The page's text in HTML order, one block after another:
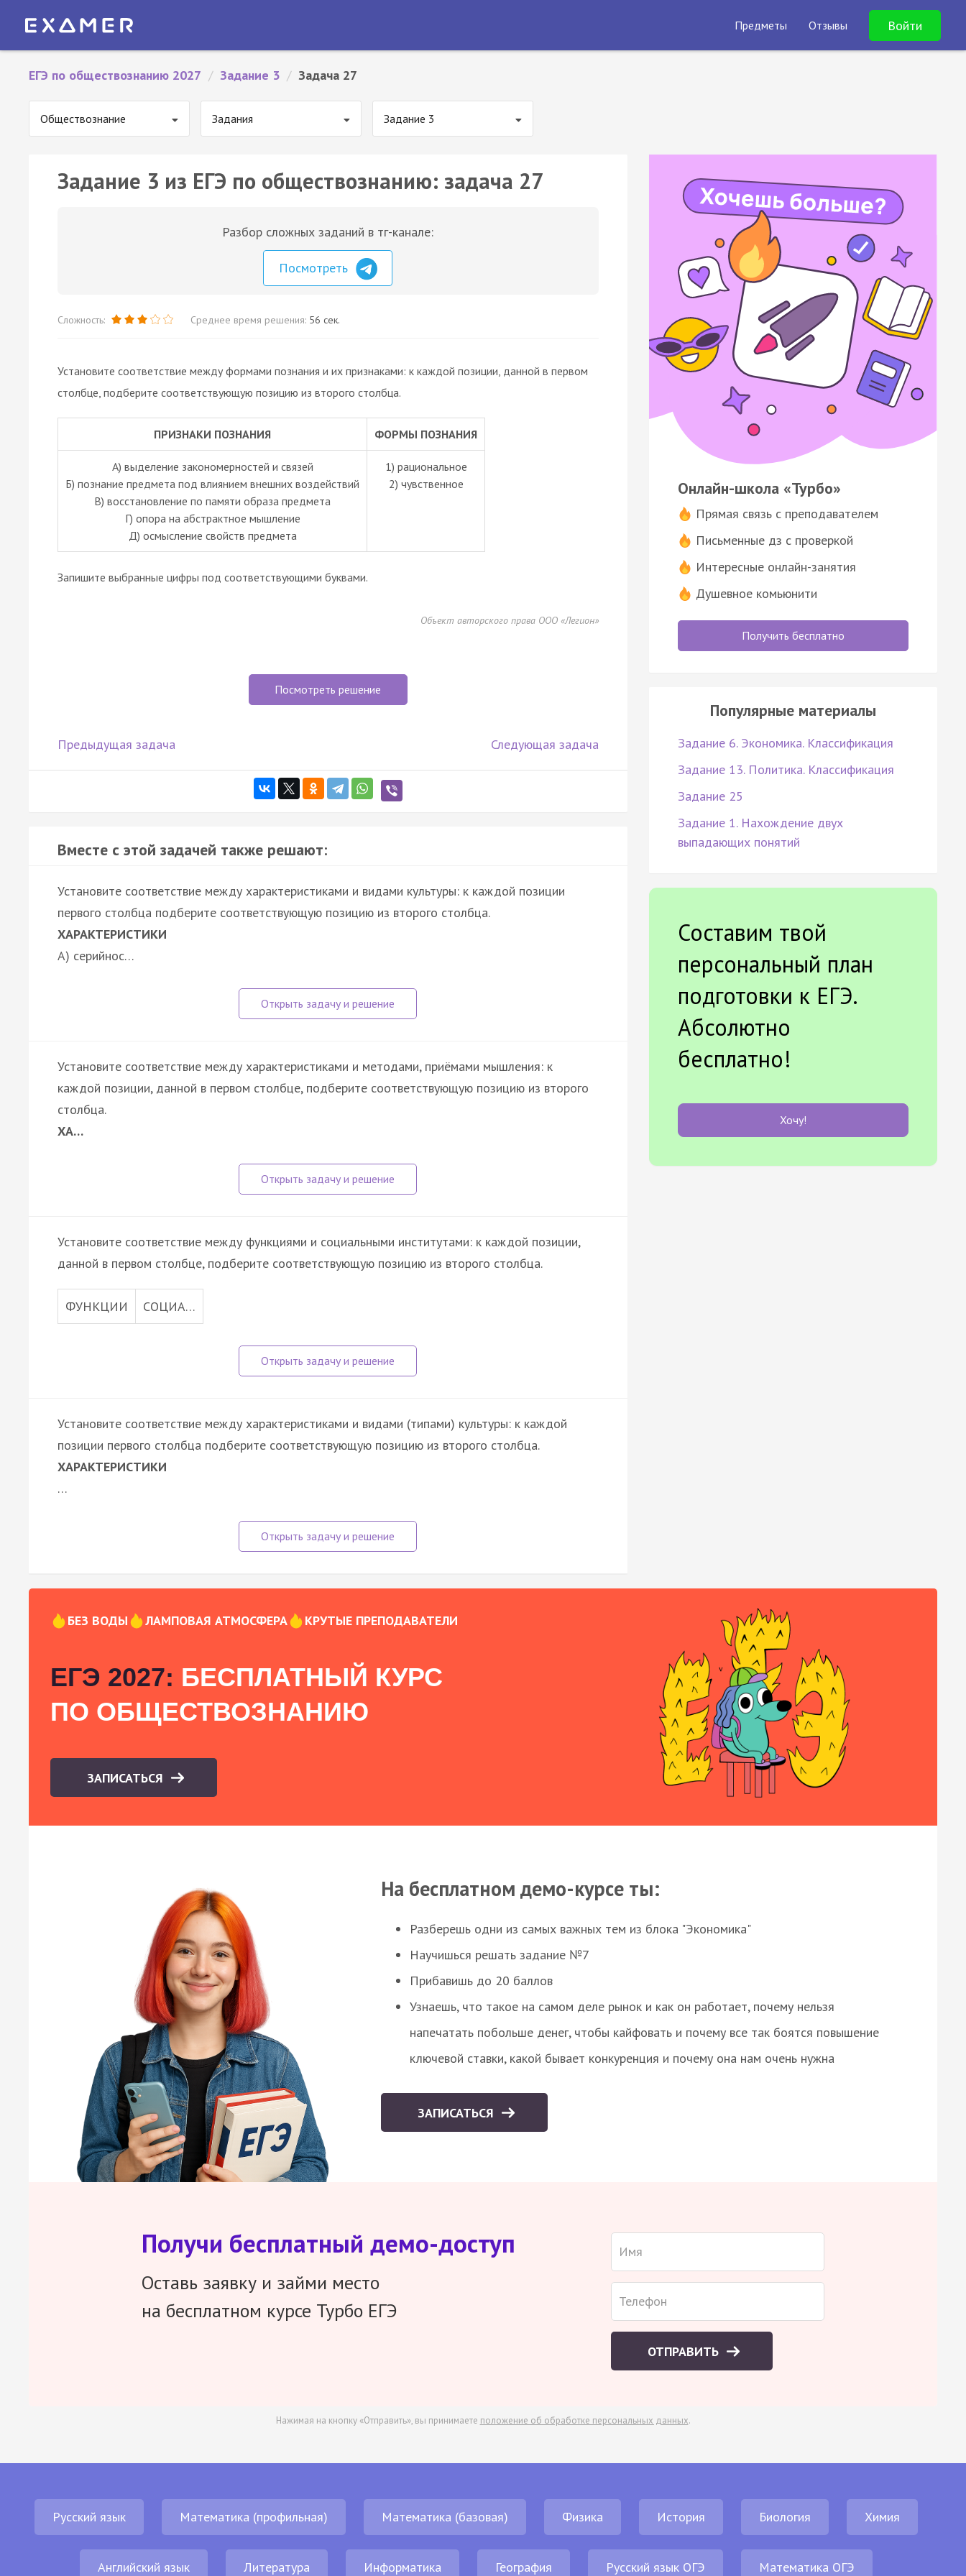
Предметы Отзывы Войти
ЕГЭ по обществознанию 2027 / Задание 3 / Задача 27
Обществознание Задания Задание 3
Задание 3 из ЕГЭ по обществознанию: задача 27
Разбор сложных заданий в тг-канале:
Посмотреть
Сложность: Среднее время решения: 56 сек.
Установите соответствие между формами познания и их признаками: к каждой позиции, данной в первом
столбце, подберите соответствующую позицию из второго столбца.
ПРИЗНАКИ ПОЗНАНИЯ ФОРМЫ ПОЗНАНИЯ
А) выделение закономерностей и связей
Б) познание предмета под влиянием внешних воздействий
B) восстановление по памяти образа предмета
Г) опора на абстрактное мышление
Д) осмысление свойств предмета
1) рациональное
2) чувственное
Запишите выбранные цифры под соответствующими буквами.
Объект авторского права ООО «Легион»
Посмотреть решение
Предыдущая задача Следующая задача
Вместе с этой задачей также решают:
Установите соответствие между характеристиками и видами культуры: к каждой позиции
первого столбца подберите соответствующую позицию из второго столбца.
ХАРАКТЕРИСТИКИ
А) серийнос…
Установите соответствие между характеристиками и методами, приёмами мышления: к
каждой позиции, данной в первом столбце, подберите соответствующую позицию из второго
столбца.
ХА…
Установите соответствие между функциями и социальными институтами: к каждой позиции,
данной в первом столбце, подберите соответствующую позицию из второго столбца.
ФУНКЦИИ СОЦИА…
Установите соответствие между характеристиками и видами (типами) культуры: к каждой
позиции первого столбца подберите соответствующую позицию из второго столбца.
ХАРАКТЕРИСТИКИ
…
Онлайн-школа «Турбо»
Прямая связь с преподавателем
Письменные дз с проверкой
Интересные онлайн-занятия
Душевное комьюнити
Получить бесплатно
Популярные материалы
Задание 6. Экономика. Классификация
Задание 13. Политика. Классификация
Задание 25
Задание 1. Нахождение двух
выпадающих понятий
Составим твой
персональный план
подготовки к ЕГЭ.
Абсолютно
бесплатно!
Хочу!
БЕЗ ВОДЫ ЛАМПОВАЯ АТМОСФЕРА КРУТЫЕ ПРЕПОДАВАТЕЛИ
ЕГЭ 2027: БЕСПЛАТНЫЙ КУРС
ПО ОБЩЕСТВОЗНАНИЮ
ЗАПИСАТЬСЯ
На бесплатном демо-курсе ты:
Разберешь одни из самых важных тем из блока "Экономика"
Научишься решать задание №7
Прибавишь до 20 баллов
Узнаешь, что такое на самом деле рынок и как он работает, почему нельзя
напечатать побольше денег, чтобы кайфовать и почему все так боятся повышение
ключевой ставки, какой бывает конкуренция и почему она нам очень нужна
ЗАПИСАТЬСЯ
Получи бесплатный демо-доступ
Оставь заявку и займи место
на бесплатном курсе Турбо ЕГЭ
ОТПРАВИТЬ
Нажимая на кнопку «Отправить», вы принимаете положение об обработке персональных данных.
Русский язык Математика (профильная) Математика (базовая) Физика История Биология Химия
Английский язык Литература Информатика География Русский язык ОГЭ Математика ОГЭ